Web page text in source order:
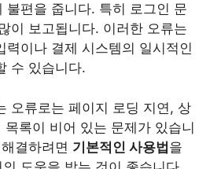
불편을 줍니다. 특히 로그인 문
이 보고됩니다. 이러한 오류는
력이나 결제 시스템의 일시적인
수 있습니다.
오류로는 페이지 로딩 지연, 상
록이 비어 있는 문제가 있습니
결하려면 기본적인 사용법을